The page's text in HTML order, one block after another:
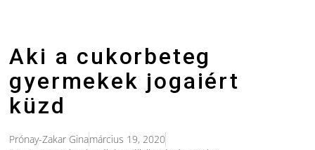
Aki a cukorbeteg
gyermekek jogaiért
küzd
Prónay-Zakar Ginamárcius 19, 2020